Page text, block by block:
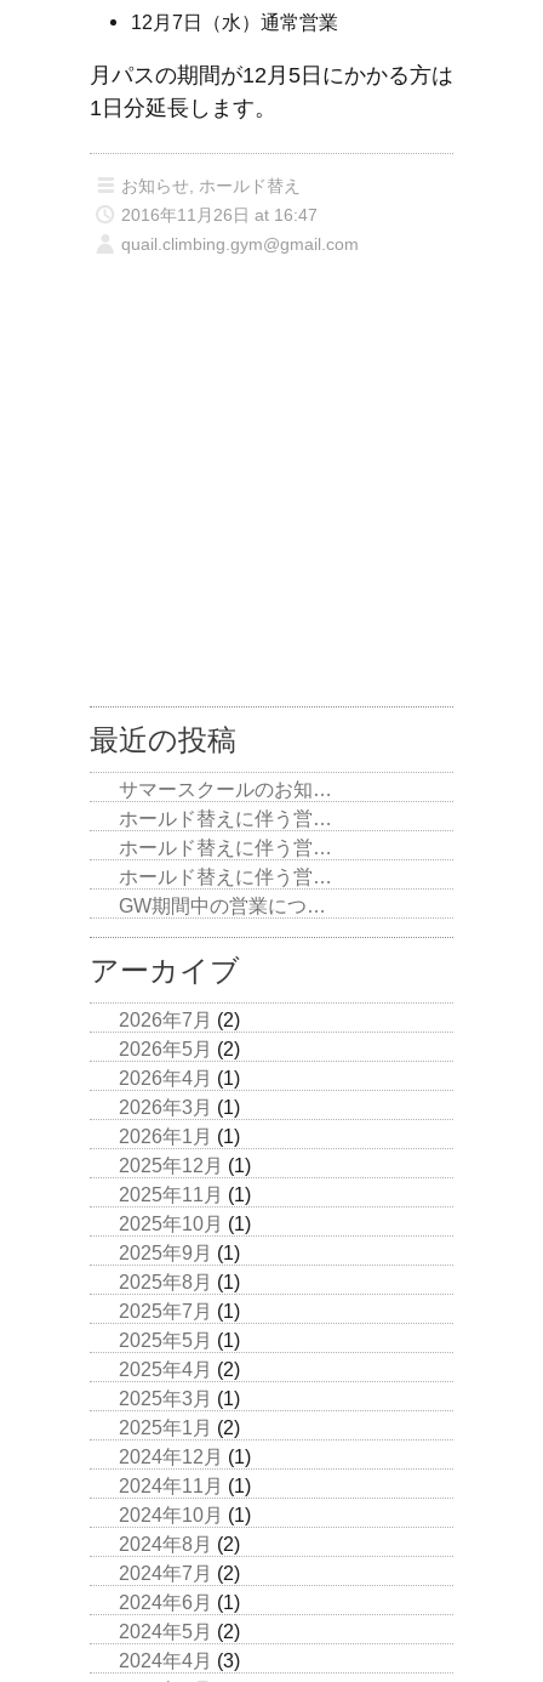
12月7日（水）通常営業
月パスの期間が12月5日にかかる方は
1日分延長します。
お知らせ
ホールド替え
2016年11月26日 at 16:47
quail.climbing.gym@gmail.com
最近の投稿
サマースクールのお知…
ホールド替えに伴う営…
ホールド替えに伴う営…
ホールド替えに伴う営…
GW期間中の営業につ…
アーカイブ
2026年7月 (2)
2026年5月 (2)
2026年4月 (1)
2026年3月 (1)
2026年1月 (1)
2025年12月 (1)
2025年11月 (1)
2025年10月 (1)
2025年9月 (1)
2025年8月 (1)
2025年7月 (1)
2025年5月 (1)
2025年4月 (2)
2025年3月 (1)
2025年1月 (2)
2024年12月 (1)
2024年11月 (1)
2024年10月 (1)
2024年8月 (2)
2024年7月 (2)
2024年6月 (1)
2024年5月 (2)
2024年4月 (3)